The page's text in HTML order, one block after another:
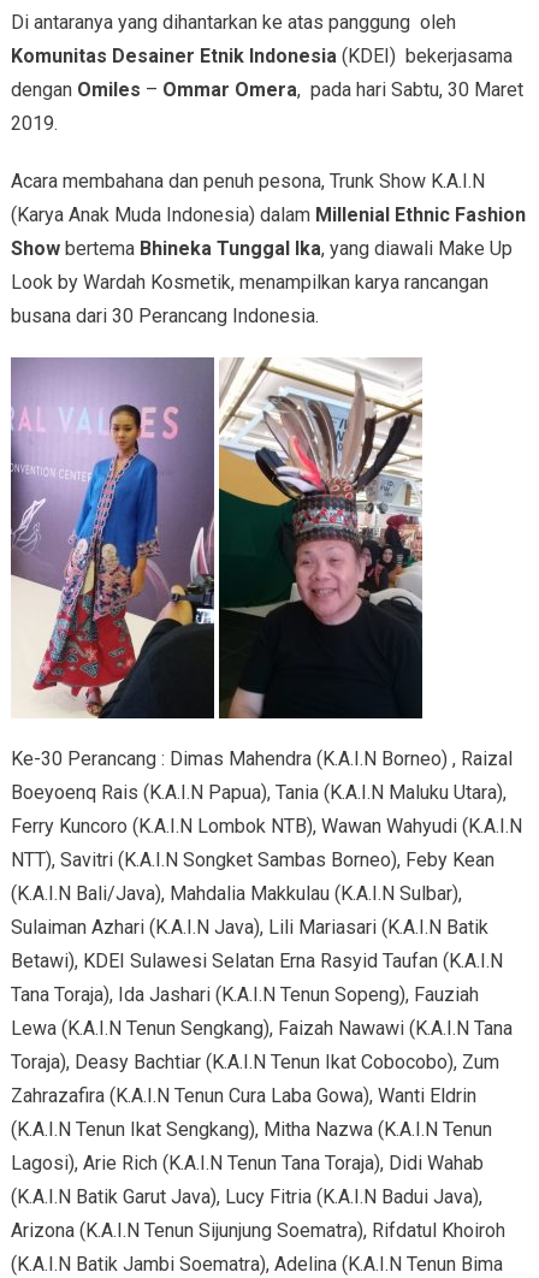
Di antaranya yang dihantarkan ke atas panggung oleh
Komunitas Desainer Etnik Indonesia (KDEI) bekerjasama
dengan Omiles – Ommar Omera, pada hari Sabtu, 30 Maret
2019.
Acara membahana dan penuh pesona, Trunk Show K.A.I.N
(Karya Anak Muda Indonesia) dalam Millenial Ethnic Fashion
Showbertema Bhineka Tunggal Ika, yang diawali Make Up
Look by Wardah Kosmetik, menampilkan karya rancangan
busana dari 30 Perancang Indonesia.
Ke-30 Perancang : Dimas Mahendra (K.A.I.N Borneo) , Raizal
Boeyoenq Rais (K.A.I.N Papua), Tania (K.A.I.N Maluku Utara),
Ferry Kuncoro (K.A.I.N Lombok NTB), Wawan Wahyudi (K.A.I.N
NTT), Savitri (K.A.I.N Songket Sambas Borneo), Feby Kean
(K.A.I.N Bali/Java), Mahdalia Makkulau (K.A.I.N Sulbar),
Sulaiman Azhari (K.A.I.N Java), Lili Mariasari (K.A.I.N Batik
Betawi), KDEI Sulawesi Selatan Erna Rasyid Taufan (K.A.I.N
Tana Toraja), Ida Jashari (K.A.I.N Tenun Sopeng), Fauziah
Lewa (K.A.I.N Tenun Sengkang), Faizah Nawawi (K.A.I.N Tana
Toraja), Deasy Bachtiar (K.A.I.N Tenun Ikat Cobocobo), Zum
Zahrazafira (K.A.I.N Tenun Cura Laba Gowa), Wanti Eldrin
(K.A.I.N Tenun Ikat Sengkang), Mitha Nazwa (K.A.I.N Tenun
Lagosi), Arie Rich (K.A.I.N Tenun Tana Toraja), Didi Wahab
(K.A.I.N Batik Garut Java), Lucy Fitria (K.A.I.N Badui Java),
Arizona (K.A.I.N Tenun Sijunjung Soematra), Rifdatul Khoiroh
(K.A.I.N Batik Jambi Soematra), Adelina (K.A.I.N Tenun Bima